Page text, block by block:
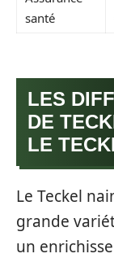
santé
LES
DE
LE
Le Teckel
grande
un